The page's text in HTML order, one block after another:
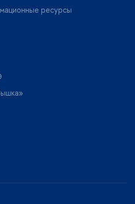
ресурсы